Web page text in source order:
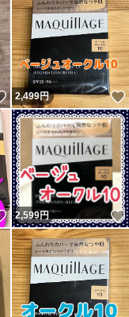
いいね！
2,499円
いいね！
2,599円